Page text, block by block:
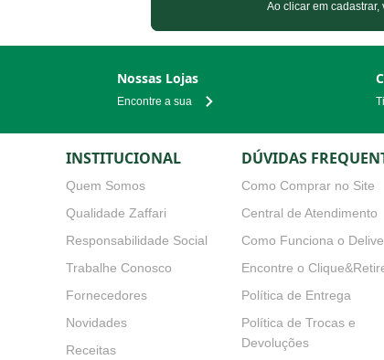
Nossas Lojas
INSTITUCIONAL
Quem Somos
Qualidade Zaffari
Responsabilidade Social
Trabalhe Conosco
Fornecedores
Novidades
DÚVIDAS
Como Comprar no Site
Central de Atendimento
Como Funciona o Delivery
Encontre o Clique&Retire
Política de Entrega
Política de Trocas e